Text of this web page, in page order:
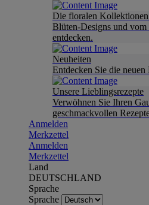
Die floralen
Blüten-Designs und
entdecken.
Neuheiten
Entdecken Sie die
Unsere Lieblingsrezepte
Verwöhnen Sie Ihren
geschmackvollen
Anmelden
Merkzettel
Anmelden
Merkzettel
Land
DEUTSCHLAND
Sprache
Sprache